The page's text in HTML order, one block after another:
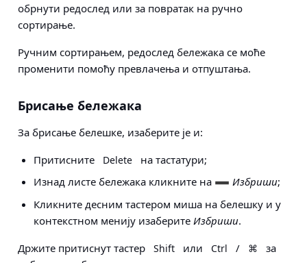
обрнути редослед или за повратак на ручно
сортирање.
Ручним сортирањем, редослед бележака се моће
променити помоћу превлачења и отпуштања.
Брисање бележака
За брисање белешке, изаберите је и:
Притисните
Delete
на тастатури;
Изнад листе бележака кликните на
Избриши;
Кликните десним тастером миша на белешку и у
контекстном менију изаберите Избриши.
Држите притиснут тастер
Shift или Ctrl / ⌘
за